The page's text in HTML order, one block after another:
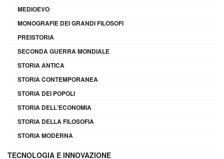
MEDIOEVO
MONOGRAFIE DEI GRANDI FILOSOFI
PREISTORIA
SECONDA GUERRA MONDIALE
STORIA ANTICA
STORIA CONTEMPORANEA
STORIA DEI POPOLI
STORIA DELL'ECONOMIA
STORIA DELLA FILOSOFIA
STORIA MODERNA
TECNOLOGIA E INNOVAZIONE